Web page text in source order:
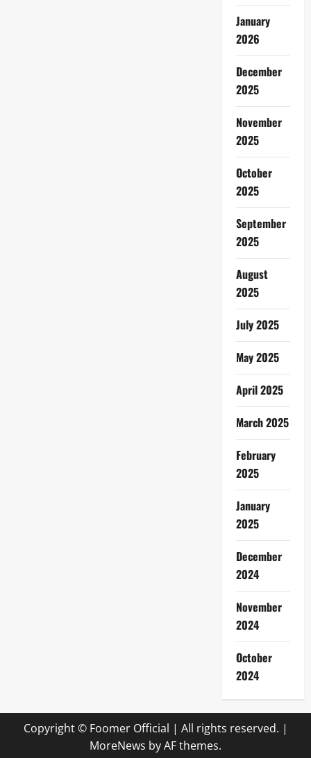
January
2026
December
2025
November
2025
October
2025
September
2025
August
2025
July 2025
May 2025
April 2025
March 2025
February
2025
January
2025
December
2024
November
2024
October
2024
Copyright © Foomer Official | All rights reserved. |
MoreNews by AF themes.